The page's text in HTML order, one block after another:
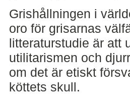
Grishållningen i
oro för grisarnas
litteraturstudie är att
utilitarismen och
om det är etiskt
köttets skull.